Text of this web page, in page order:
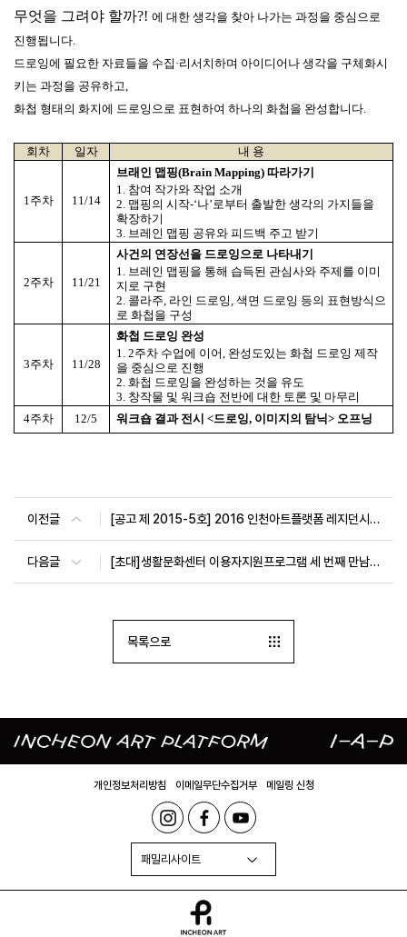
무엇을 그려야 할까?! 에 대한 생각을 찾아 나가는 과정을 중심으로
진행됩니다.
드로잉에 필요한 자료들을 수집·리서치하며 아이디어나 생각을 구체화시
키는 과정을 공유하고,
화첩 형태의 화지에 드로잉으로 표현하여 하나의 화첩을 완성합니다.
회차 일자 내 용
1주차 11/14
브래인 맵핑(Brain Mapping) 따라가기
1. 참여 작가와 작업 소개
2. 맵핑의 시작-‘나’로부터 출발한 생각의 가지들을
확장하기
3. 브레인 맵핑 공유와 피드백 주고 받기
2주차 11/21
사건의 연장선을 드로잉으로 나타내기
1. 브레인 맵핑을 통해 습득된 관심사와 주제를 이미
지로 구현
2. 콜라주, 라인 드로잉, 색면 드로잉 등의 표현방식으
로 화첩을 구성
3주차 11/28
화첩 드로잉 완성
1. 2주차 수업에 이어, 완성도있는 화첩 드로잉 제작
을 중심으로 진행
2. 화첩 드로잉을 완성하는 것을 유도
3. 창작물 및 워크숍 전반에 대한 토론 및 마무리
4주차 12/5 워크숍 결과 전시 <드로잉, 이미지의 탐닉> 오프닝
이전글 [공고 제 2015-5호] 2016 인천아트플랫폼 레지던시 7기 입주작가 모집 공고
다음글 [초대]생활문화센터 이용자지원프로그램 세 번째 만남의 장[모두의 생활문화센터]
목록으로
개인정보처리방침 이메일무단수집거부 메일링 신청
패밀리사이트